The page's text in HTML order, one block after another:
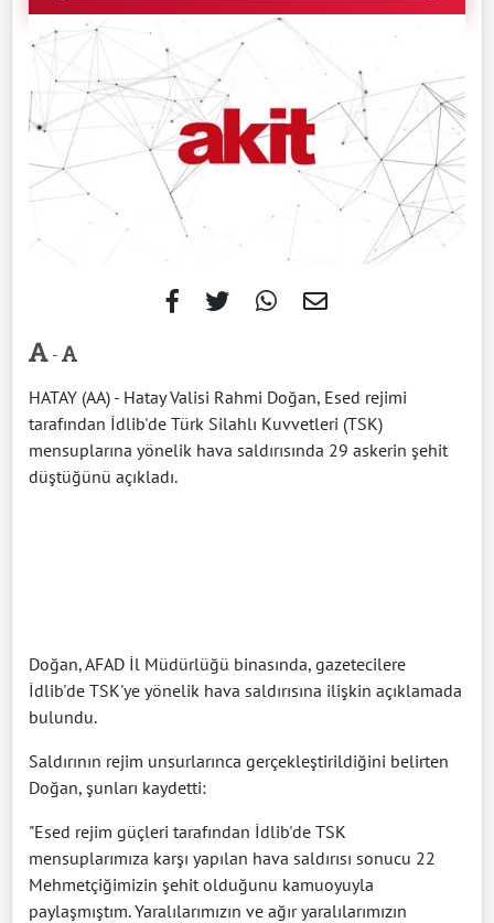
-
HATAY (AA) - Hatay Valisi Rahmi Doğan, Esed rejimi
tarafından İdlib'de Türk Silahlı Kuvvetleri (TSK)
mensuplarına yönelik hava saldırısında 29 askerin şehit
düştüğünü açıkladı.
Doğan, AFAD İl Müdürlüğü binasında, gazetecilere
İdlib'de TSK'ye yönelik hava saldırısına ilişkin açıklamada
bulundu.
Saldırının rejim unsurlarınca gerçekleştirildiğini belirten
Doğan, şunları kaydetti:
"Esed rejim güçleri tarafından İdlib'de TSK
mensuplarımıza karşı yapılan hava saldırısı sonucu 22
Mehmetçiğimizin şehit olduğunu kamuoyuyla
paylaşmıştım. Yaralılarımızın ve ağır yaralılarımızın